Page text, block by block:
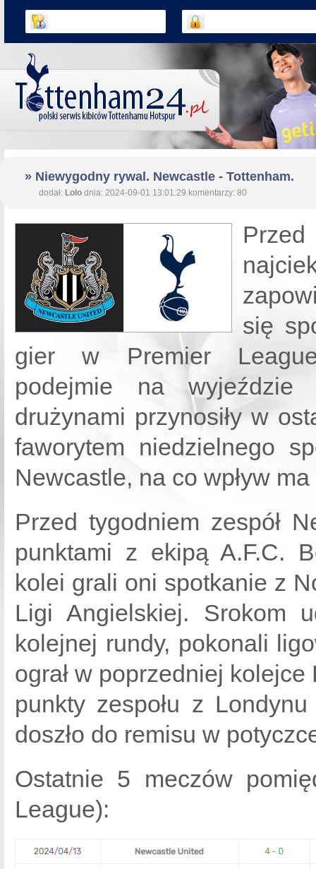
» Niewygodny rywal. Newcastle - Tottenham.
dodał: Lolo dnia: 2024-09-01 13:01:29 komentarzy: 80
się
gier w Premier
podejmie na wyjeździe
drużynami przynosiły w
faworytem niedzielnego
Newcastle, na co wpływ
Przed tygodniem zespół
punktami z ekipą A.F.C.
kolei grali oni spotkanie z
Ligi Angielskiej. Srokom
kolejnej rundy, pokonali
ograł w poprzedniej
punkty zespołu z
doszło do remisu w
Ostatnie 5 meczów
League):